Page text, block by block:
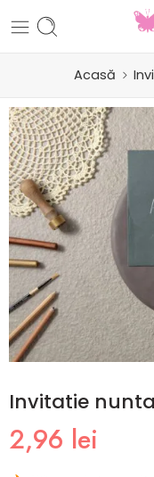
Acasă
Invitatie
2,96 lei